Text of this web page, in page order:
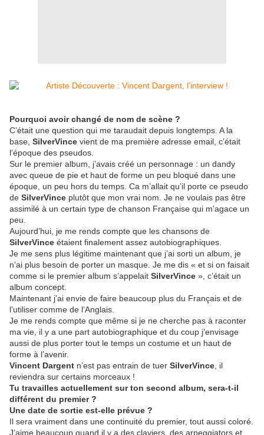
Pourquoi avoir changé de nom de scène ?
C’était une question qui me taraudait depuis longtemps. A la
base, SilverVince vient de ma première adresse email, c’était
l’époque des pseudos.
Sur le premier album, j’avais créé un personnage : un dandy
avec queue de pie et haut de forme un peu bloqué dans une
époque, un peu hors du temps. Ca m’allait qu’il porte ce pseudo
de SilverVince plutôt que mon vrai nom. Je ne voulais pas être
assimilé à un certain type de chanson Française qui m’agace un
peu.
Aujourd’hui, je me rends compte que les chansons de
SilverVince étaient finalement assez autobiographiques.
Je me sens plus légitime maintenant que j’ai sorti un album, je
n’ai plus besoin de porter un masque. Je me dis « et si on faisait
comme si le premier album s’appelait SilverVince », c’était un
album concept.
Maintenant j’ai envie de faire beaucoup plus du Français et de
l’utiliser comme de l’Anglais.
Je me rends compte que même si je ne cherche pas à raconter
ma vie, il y a une part autobiographique et du coup j’envisage
aussi de plus porter tout le temps un costume et un haut de
forme à l’avenir.
Vincent Dargent n’est pas entrain de tuer SilverVince , il
reviendra sur certains morceaux !
Tu travailles actuellement sur ton second album, sera-t-il
différent du premier ?
Une date de sortie est-elle prévue ?
Il sera vraiment dans une continuité du premier, tout aussi coloré.
J’aime beaucoup quand il y a des claviers, des arpeggiators et